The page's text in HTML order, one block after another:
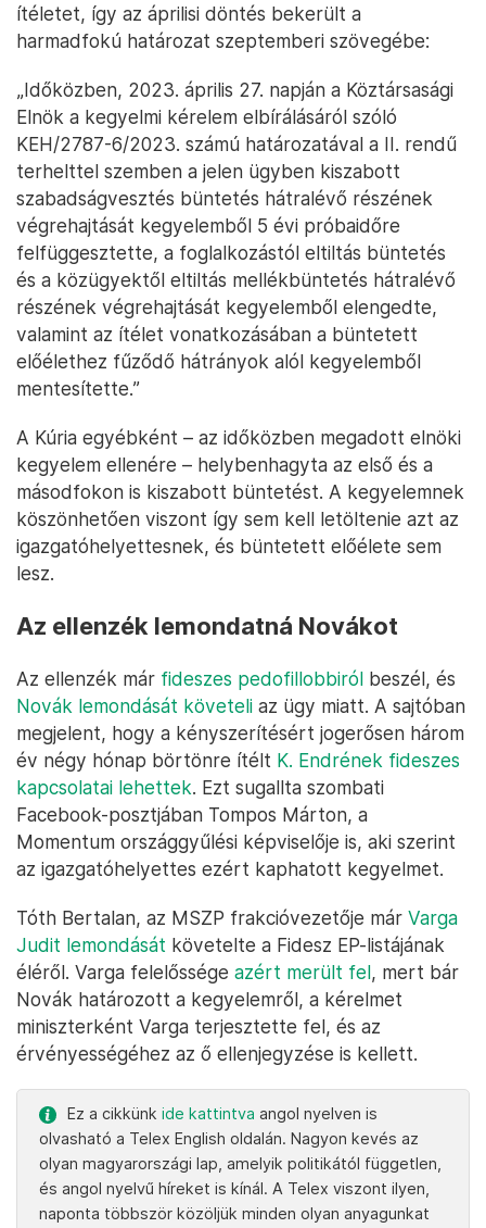
ítéletet, így az áprilisi döntés bekerült a
harmadfokú határozat szeptemberi szövegébe:
„Időközben, 2023. április 27. napján a Köztársasági
Elnök a kegyelmi kérelem elbírálásáról szóló
KEH/2787-6/2023. számú határozatával a II. rendű
terhelttel szemben a jelen ügyben kiszabott
szabadságvesztés büntetés hátralévő részének
végrehajtását kegyelemből 5 évi próbaidőre
felfüggesztette, a foglalkozástól eltiltás büntetés
és a közügyektől eltiltás mellékbüntetés hátralévő
részének végrehajtását kegyelemből elengedte,
valamint az ítélet vonatkozásában a büntetett
előélethez fűződő hátrányok alól kegyelemből
mentesítette.”
A Kúria egyébként – az időközben megadott elnöki
kegyelem ellenére – helybenhagyta az első és a
másodfokon is kiszabott büntetést. A kegyelemnek
köszönhetően viszont így sem kell letöltenie azt az
igazgatóhelyettesnek, és büntetett előélete sem
lesz.
Az ellenzék lemondatná Novákot
Az ellenzék már fideszes pedofillobbiról beszél, és
Novák lemondását követeli az ügy miatt. A sajtóban
megjelent, hogy a kényszerítésért jogerősen három
év négy hónap börtönre ítélt K. Endrének fideszes
kapcsolatai lehettek. Ezt sugallta szombati
Facebook-posztjában Tompos Márton, a
Momentum országgyűlési képviselője is, aki szerint
az igazgatóhelyettes ezért kaphatott kegyelmet.
Tóth Bertalan, az MSZP frakcióvezetője már Varga
Judit lemondását követelte a Fidesz EP-listájának
éléről. Varga felelőssége azért merült fel, mert bár
Novák határozott a kegyelemről, a kérelmet
miniszterként Varga terjesztette fel, és az
érvényességéhez az ő ellenjegyzése is kellett.
Ez a cikkünk ide kattintva angol nyelven is
olvasható a Telex English oldalán. Nagyon kevés az
olyan magyarországi lap, amelyik politikától független,
és angol nyelvű híreket is kínál. A Telex viszont ilyen,
naponta többször közöljük minden olyan anyagunkat